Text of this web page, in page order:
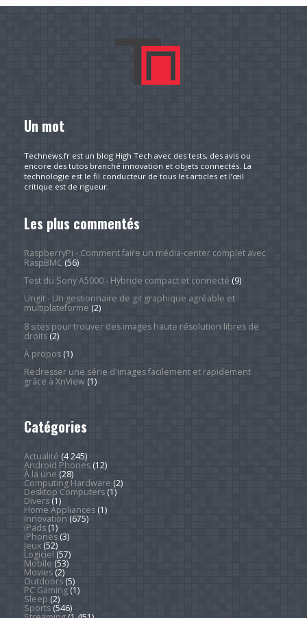
Un mot
Technews.fr est un blog High Tech avec des tests, des avis ou
encore des tutos branché innovation et objets connectés. La
technologie est le fil conducteur de tous les articles et l’œil
critique est de rigueur.
Les plus commentés
RaspberryPi - Comment faire un média-center complet avec
RaspBMC(56)
Test du Sony A5000 - Hybride compact et connecté (9)
Ungit - Un gestionnaire de git graphique agréable et
multiplateforme (2)
8 sites pour trouver des images haute résolution libres de
droits(2)
À propos(1)
Redresser une série d'images facilement et rapidement
grâce à XnView(1)
Catégories
Actualité (4 245)
Android Phones(12)
À la une (28)
Computing Hardware (2)
Desktop Computers(1)
Divers(1)
Home Appliances(1)
Innovation (675)
iPads(1)
iPhones(3)
Jeux(52)
Logiciel (57)
Mobile (53)
Movies(2)
Outdoors(5)
PC Gaming(1)
Sleep (2)
Sports(546)